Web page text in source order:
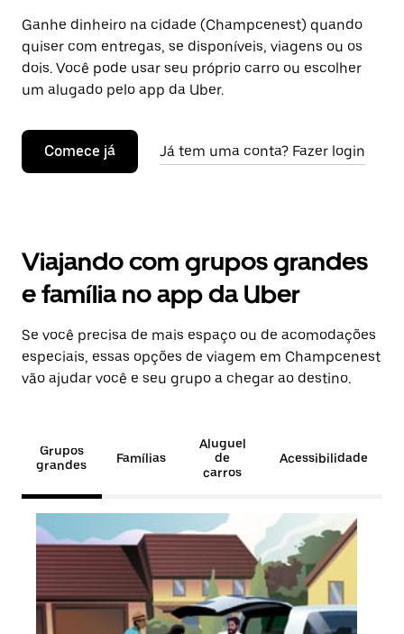
Ganhe dinheiro na cidade (Champcenest) quando
quiser com entregas, se disponíveis, viagens ou os
dois. Você pode usar seu próprio carro ou escolher
um alugado pelo app da Uber.
Comece já Já tem uma conta? Fazer login
Viajando com grupos grandes
e família no app da Uber
Se você precisa de mais espaço ou de acomodações
especiais, essas opções de viagem em Champcenest
vão ajudar você e seu grupo a chegar ao destino.
Grupos
grandes
Famílias
Aluguel
de
carros
Acessibilidade